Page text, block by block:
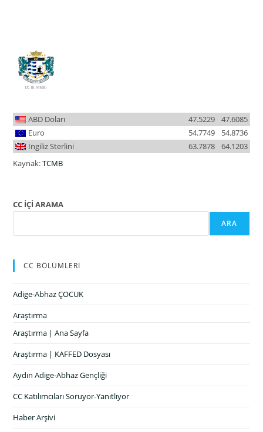
ABD Doları 47.6085
47.5229
Euro
54.8736
54.7749
İngiliz Sterlini
64.1203
63.7878
Kaynak:TCMB
CC İÇİ ARAMA
ARA
CC BÖLÜMLERİ
Adige-Abhaz ÇOCUK
Araştırma
Araştırma | Ana Sayfa
Araştırma | KAFFED Dosyası
Aydın Adige-Abhaz Gençliği
CC Katılımcıları Soruyor-Yanıtlıyor
Haber Arşivi